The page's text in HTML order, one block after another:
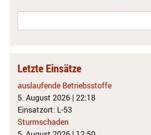
Letzte Einsätze
auslaufende Betriebsstoffe
5. August 2026 | 22:18
Einsatzort: L-53
Sturmschaden